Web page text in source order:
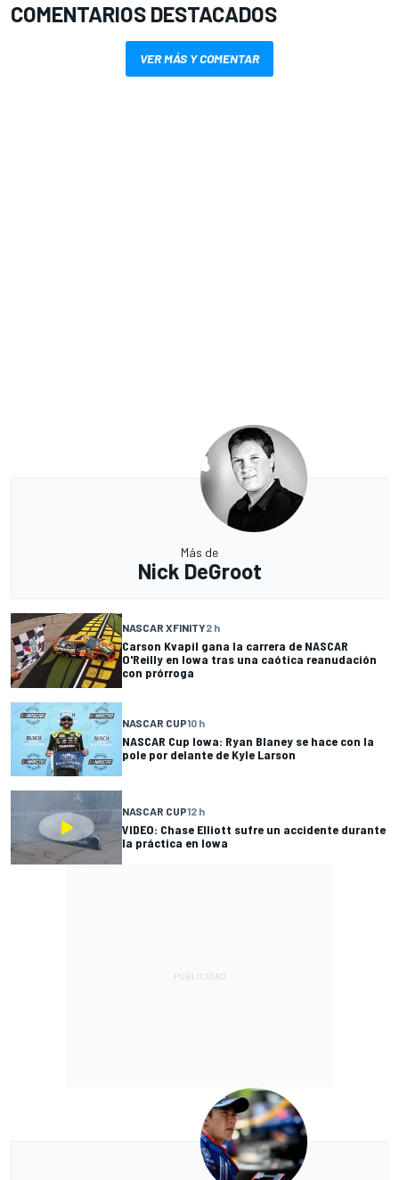
COMENTARIOS DESTACADOS
VER MÁS Y COMENTAR
Más de
Nick DeGroot
NASCAR XFINITY2 h
Carson Kvapil gana la carrera de NASCAR
O'Reilly en Iowa tras una caótica reanudación
con prórroga
NASCAR CUP10 h
NASCAR Cup Iowa: Ryan Blaney se hace con la
pole por delante de Kyle Larson
NASCAR CUP12 h
VIDEO: Chase Elliott sufre un accidente durante
la práctica en Iowa